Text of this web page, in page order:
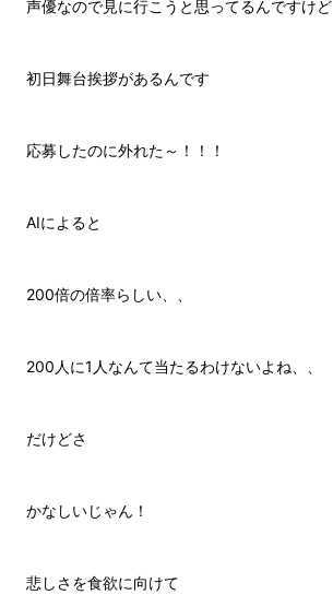
声優なので見に行こうと思ってるんですけど
初日舞台挨拶があるんです
応募したのに外れた～！！！
AIによると
200倍の倍率らしい、、
200人に1人なんて当たるわけないよね、、
だけどさ
かなしいじゃん！
悲しさを食欲に向けて